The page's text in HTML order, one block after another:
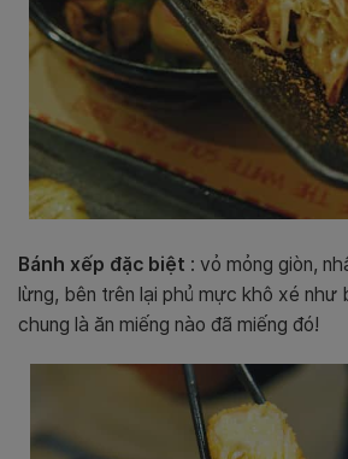
Bánh xếp đặc biệt : vỏ mỏng giòn,
lừng, bên trên lại phủ mực khô xé như
chung là ăn miếng nào đã miếng đó!